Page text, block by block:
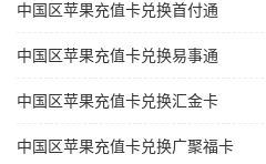
中国区苹果充值卡兑换首付通
中国区苹果充值卡兑换易事通
中国区苹果充值卡兑换汇金卡
中国区苹果充值卡兑换广聚福卡